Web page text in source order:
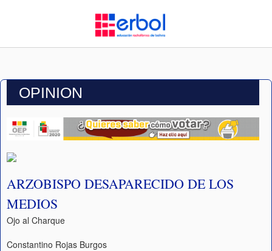
OPINION
ARZOBISPO DESAPARECIDO DE LOS
MEDIOS
Ojo al Charque
Constantino Rojas Burgos